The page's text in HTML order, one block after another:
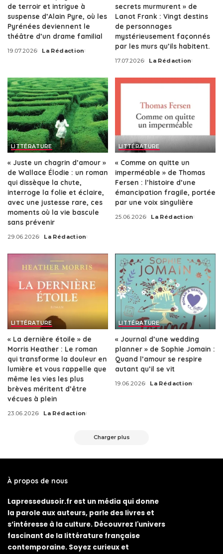
de terroir et intrigue à
suspense d’Alain Pyre, où les
Pyrénées deviennent le
théâtre d’un drame familial
19.07.2026
Posted
La Rédaction
secrets murmurent » de
Lanot Frank : Vingt destins
de personnages
mystérieusement façonnés
par les murs qu’ils habitent.
17.07.2026
Posted
La Rédaction
LITTÉRATURE
« Juste un chagrin d’amour »
de Wallace Élodie : un roman
qui dissèque la chute,
interroge la folie et éclaire,
avec une justesse rare, ces
moments où la vie bascule
sans prévenir
29.06.2026
Posted
La Rédaction
LITTÉRATURE
« Comme on quitte un
imperméable » de Thomas
Fersen : l’histoire d’une
émancipation fragile, portée
par une voix singulière
25.06.2026
Posted
La Rédaction
LITTÉRATURE
« La dernière étoile » de
Morris Heather : Le roman
qui transforme la douleur en
lumière et vous rappelle que
même les vies les plus
brèves méritent d’être
vécues à plein
23.06.2026
Posted
La Rédaction
LITTÉRATURE
« Journal d’une wedding
planner » de Sophie Jomain :
Quand l’amour se respire
autant qu’il se vit
19.06.2026
Posted
La Rédaction
Charger plus
À propos de nous
Lapressedusoir.fr est un média qui donne
la parole aux auteurs, parle des livres et
s’intéresse à la culture. Découvrez l'univers
fascinant de la littérature française
contemporaine. Soyez curieux et